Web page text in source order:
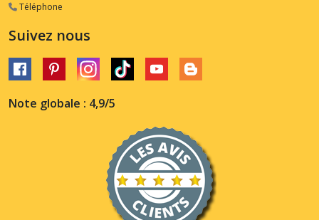
Téléphone
Suivez nous
Note globale : 4,9/5